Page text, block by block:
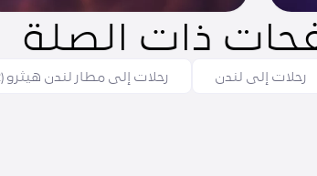
ذات الصلة
رحلات إلى لندن رحلات إلى مطار لندن هيثرو (LHR)